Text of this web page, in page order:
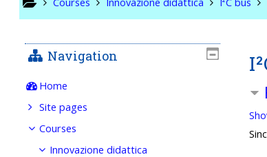
Navigation
Home
Site pages
Courses
Innovazione didattica